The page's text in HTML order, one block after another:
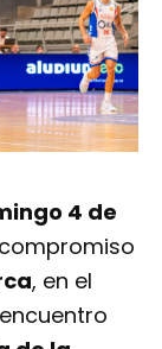
4 de
, en el